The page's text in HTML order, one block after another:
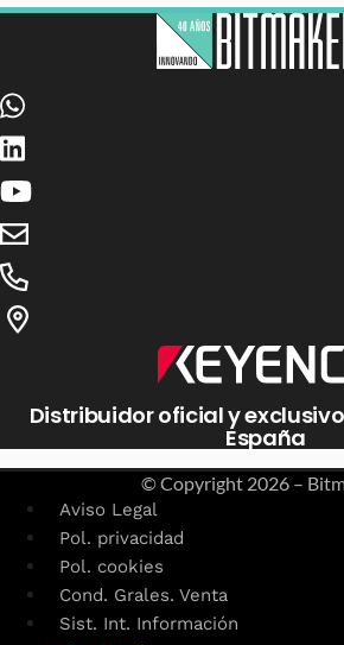
Distribuidor oficial y
España
© Copyright 2026 –
Aviso Legal
Pol. privacidad
Pol. cookies
Cond. Grales. Venta
Sist. Int. Información